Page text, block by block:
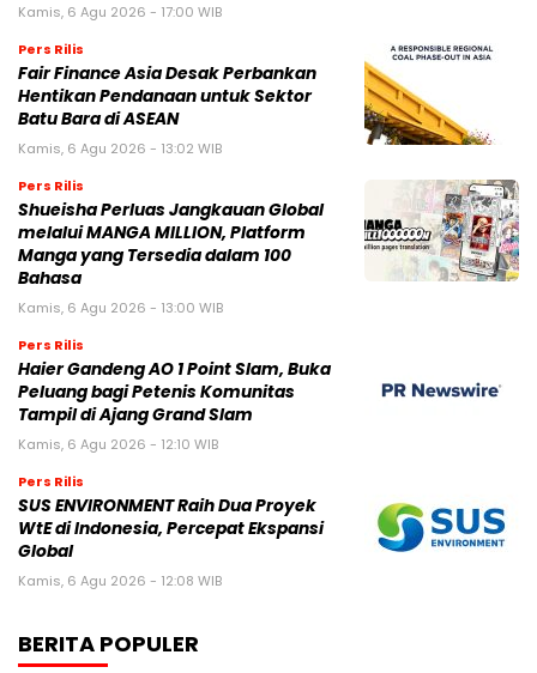
Kamis, 6 Agu 2026 - 17:00 WIB
Pers Rilis
Fair Finance Asia Desak Perbankan
Hentikan Pendanaan untuk Sektor
Batu Bara di ASEAN
Kamis, 6 Agu 2026 - 13:02 WIB
Pers Rilis
Shueisha Perluas Jangkauan Global
melalui MANGA MILLION, Platform
Manga yang Tersedia dalam 100
Bahasa
Kamis, 6 Agu 2026 - 13:00 WIB
Pers Rilis
Haier Gandeng AO 1 Point Slam, Buka
Peluang bagi Petenis Komunitas
Tampil di Ajang Grand Slam
Kamis, 6 Agu 2026 - 12:10 WIB
Pers Rilis
SUS ENVIRONMENT Raih Dua Proyek
WtE di Indonesia, Percepat Ekspansi
Global
Kamis, 6 Agu 2026 - 12:08 WIB
BERITA POPULER